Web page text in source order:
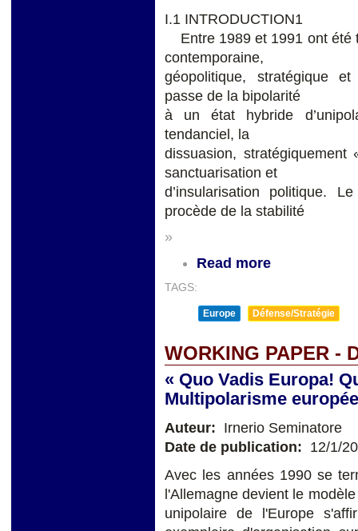
I.1 INTRODUCTION1
Entre 1989 et 1991 ont été
contemporaine,
géopolitique, stratégique
passe de la bipolarité
à un état hybride
tendanciel, la
dissuasion,
sanctuarisation et
d’insularisation politique.
procède de la stabilité
»
Read more
TAGS:
Europe Défense/Stratégie
WORKING PAPER -
« Quo Vadis Europa!
Multipolarisme
Auteur: Irnerio Seminatore
Date de publication: 12/1/
Avec les années 1990 se
l'Allemagne devient le
unipolaire de l'Europe